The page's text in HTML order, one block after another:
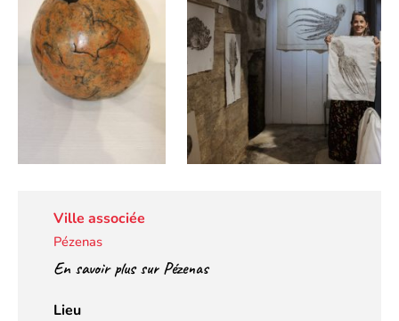
Ville associée
Pézenas
En savoir plus sur Pézenas
Lieu